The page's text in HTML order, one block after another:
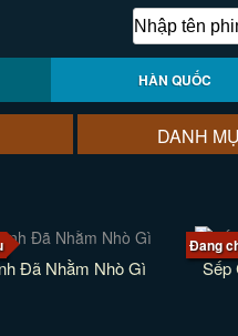
HÀN QUỐC
DANH
Đã Nhằm Nhò Gì
Đang
Sếp